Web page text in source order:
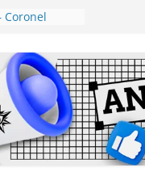
Coronel
mulheres
travar o
produtores
sem